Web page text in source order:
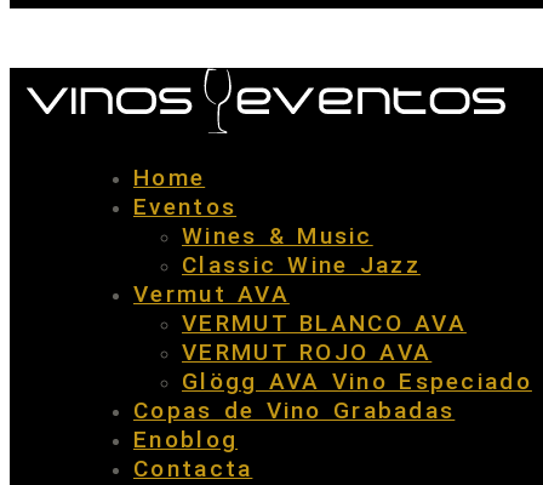
Home
Eventos
Wines & Music
Classic Wine Jazz
Vermut AVA
VERMUT BLANCO AVA
VERMUT ROJO AVA
Glögg AVA Vino Especiado
Copas de Vino Grabadas
Enoblog
Contacta